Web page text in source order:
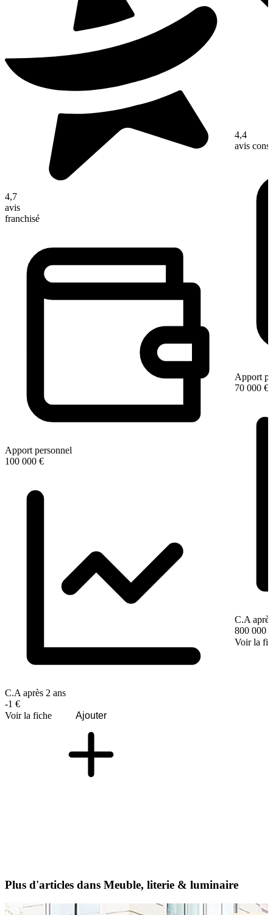
4,7
avis
franchisé
Apport personnel
100 000 €
C.A après 2 ans
-1 €
Voir la fiche
Ajouter
4,4
avis
Apport
70 000 €
C.A
800 000 €
Voir la
Plus d'articles dans Meuble, literie & luminaire